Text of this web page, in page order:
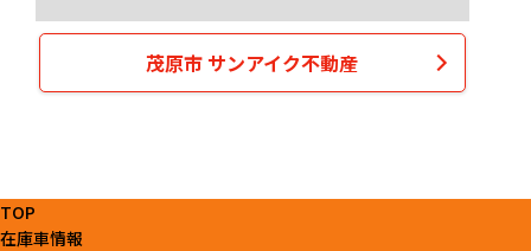
茂原市 サンアイク不動産
TOP
在庫車情報